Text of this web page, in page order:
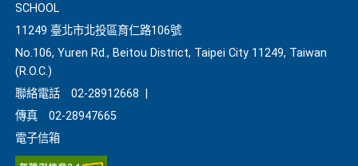
SCHOOL
11249 臺北市北投區育仁路106號
No.106, Yuren Rd., Beitou District, Taipei City 11249, Taiwan
(R.O.C.)
聯絡電話
02-28912668
傳真
02-28947665
電子信箱